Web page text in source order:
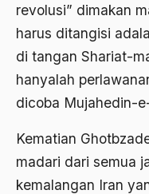
revolusi” dimakan
harus ditangisi
di tangan Shariat-
hanyalah
dicoba Mujahedin-
Kematian
madari dari semua
kemalangan Iran
Ali Shariati
Ali Sidikin
Ali Syahbana
Aliran AHmadiyah